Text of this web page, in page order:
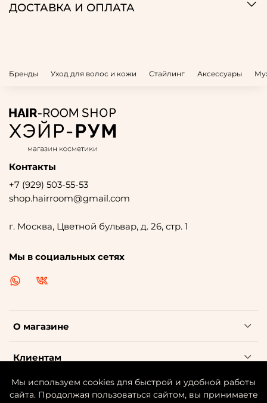
ДОСТАВКА И ОПЛАТА
Бренды Уход для волос и кожи Стайлинг Аксессуары
О магазине
Клиентам
Каталог косметики
Контакты
+7 (929) 503-55-53
shop.hairroom@gmail.com
г. Москва, Цветной бульвар, д. 26, стр. 1
Мы в социальных сетях
Мы используем cookies для быстрой и удобной работы
сайта. Продолжая пользоваться сайтом, вы принимаете